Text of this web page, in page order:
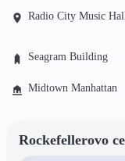
Radio City Music
Seagram Building
Midtown Manhattan
Rockefellerovo